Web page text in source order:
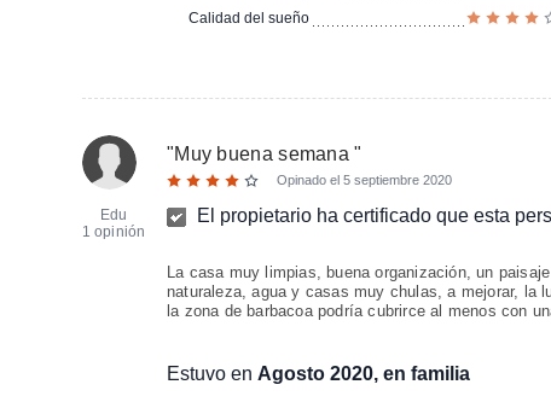
Calidad del sueño
Edu
1 opinión
"Muy buena semana"
Opinado el 5 septiembre 2020
El propietario ha certificado que esta
La casa muy limpias, buena organización, un
naturaleza, agua y casas muy chulas, a mejorar, la
la zona de barbacoa podría cubrirce al menos con
Estuvo en Agosto 2020, en familia